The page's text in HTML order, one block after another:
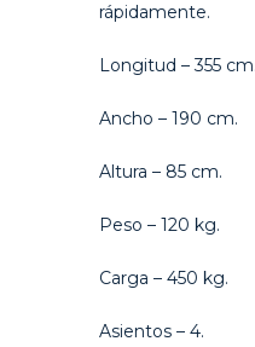
rápidamente.
Longitud – 355 cm.
Ancho – 190 cm.
Altura – 85 cm.
Peso – 120 kg.
Carga – 450 kg.
Asientos – 4.